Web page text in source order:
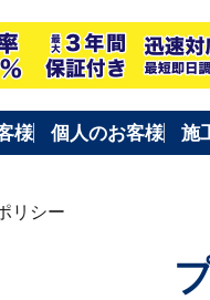
様 個人のお客様 施
リシー